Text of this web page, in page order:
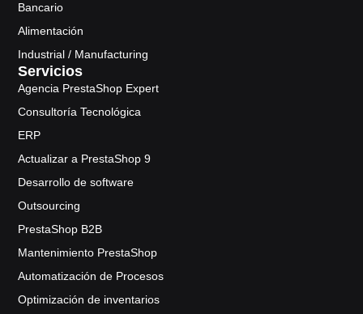
Bancario
Alimentación
Industrial / Manufacturing
Servicios
Agencia PrestaShop Expert
Consultoría Tecnológica
ERP
Actualizar a PrestaShop 9
Desarrollo de software
Outsourcing
PrestaShop B2B
Mantenimiento PrestaShop
Automatización de Procesos
Optimización de inventarios